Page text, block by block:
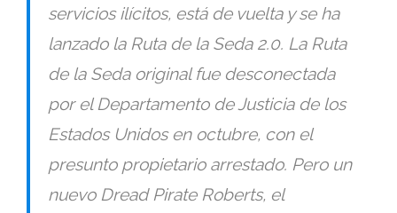
servicios ilícitos, está de vuelta y se ha
lanzado la Ruta de la Seda 2.0. La Ruta
de la Seda original fue desconectada
por el Departamento de Justicia de los
Estados Unidos en octubre, con el
presunto propietario arrestado. Pero un
nuevo Dread Pirate Roberts, el